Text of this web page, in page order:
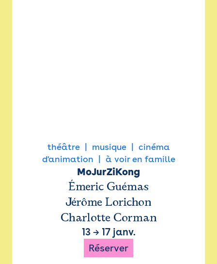
théâtre musique
cinéma
d'animation
à voir en famille
MoJurZiKong
Émeric Guémas
Jérôme Lorichon
Charlotte Corman
13→ 17 janv.
Réserver